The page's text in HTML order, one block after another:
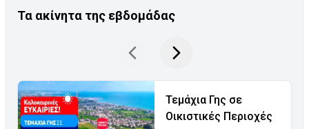
Τα ακίνητα της εβδομάδας
Τεμάχια Γης σε
Οικιστικές Περιοχές